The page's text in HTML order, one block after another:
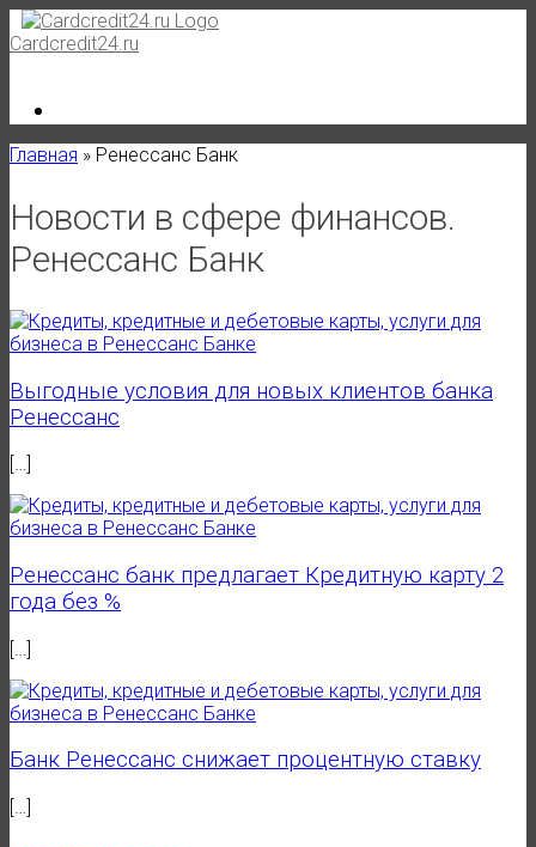
Skip
to
Cardcredit24.ru
Главная » Ренессанс Банк
Новости в сфере финансов.
Ренессанс Банк
Выгодные условия для новых клиентов банка
Ренессанс
[…]
Ренессанс банк предлагает Кредитную карту 2
года без %
[…]
Банк Ренессанс снижает процентную ставку
[…]